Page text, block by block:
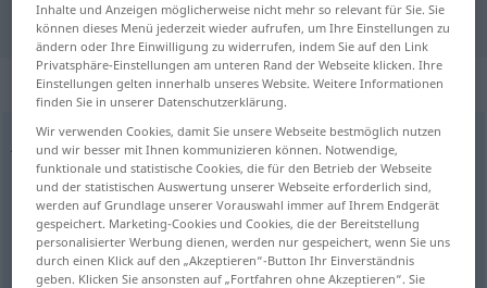
"juxen" Englisch Übersetzung
„juxen“: intransitives Verb
juxen v/i <h> UMG HUM
Übersicht aller Übersetzungen
(Für mehr Details die Übersetzung anklicken/antippen)
joke
Inhalte und Anzeigen möglicherweise nicht mehr so relevant für Sie. Sie
können dieses Menü jederzeit wieder aufrufen, um Ihre Einstellungen zu
ändern oder Ihre Einwilligung zu widerrufen, indem Sie auf den Link
Privatsphäre-Einstellungen am unteren Rand der Webseite klicken. Ihre
Einstellungen gelten innerhalb unseres Website. Weitere Informationen
finden Sie in unserer Datenschutzerklärung.
Wir verwenden Cookies, damit Sie unsere Webseite bestmöglich nutzen
und wir besser mit Ihnen kommunizieren können. Notwendige,
funktionale und statistische Cookies, die für den Betrieb der Webseite
und der statistischen Auswertung unserer Webseite erforderlich sind,
werden auf Grundlage unserer Vorauswahl immer auf Ihrem Endgerät
gespeichert. Marketing-Cookies und Cookies, die der Bereitstellung
personalisierter Werbung dienen, werden nur gespeichert, wenn Sie uns
durch einen Klick auf den „Akzeptieren“-Button Ihr Einverständnis
geben. Klicken Sie ansonsten auf „Fortfahren ohne Akzeptieren“. Sie